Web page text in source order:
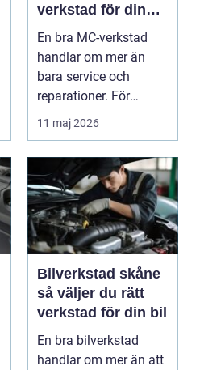
verkstad för din
motorcykel
En bra MC-verkstad
handlar om mer än
bara service och
reparationer. För
många förare i Skåne
är verk...
11 maj 2026
Bilverkstad skåne
så väljer du rätt
verkstad för din bil
En bra bilverkstad
handlar om mer än att